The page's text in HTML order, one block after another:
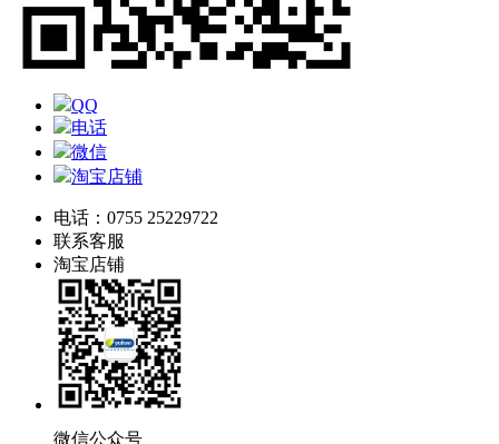
QQ
电话
微信
淘宝店铺
电话：0755 25229722
联系客服
淘宝店铺
微信公众号